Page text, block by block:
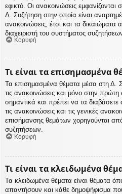
εφικτό. Οι ανακοινώσεις
Δ. Συζήτηση στην οποία είναι
ανακοινώσεις, έτσι και τα
διαχειριστή του συστήματος
Κορυφή
Τι είναι τα επισημασμένα
Τα επισημασμένα θέματα μέσα στη Δ.
τις ανακοινώσεις και μόνο στην
σημαντικά και πρέπει να τα
τις ανακοινώσεις και τις γενικές
επισήμανσης θεμάτων χορηγούνται
συζητήσεων.
Κορυφή
Τι είναι τα κλειδωμένα
Τα κλειδωμένα θέματα είναι θέματα
απαντήσουν και κάθε δημοψήφισμα που